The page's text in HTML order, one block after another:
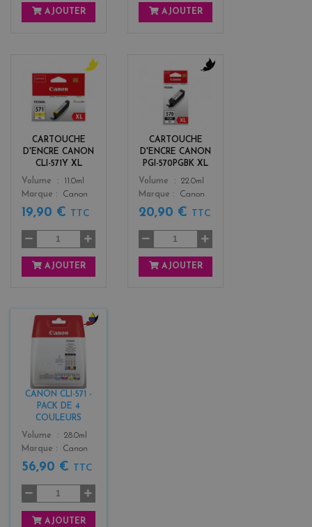
AJOUTER AJOUTER
CARTOUCHE
D'ENCRE CANON
CLI-571Y XL
Color
e
l
o
w
Volume
11.0ml
Marque
Canon
19,90 € TTC
AJOUTER
CARTOUCHE
D'ENCRE CANON
PGI-570PGBK XL
Color
k
Volume
22.0ml
Marque
Canon
20,90 € TTC
AJOUTER
CANON CLI-571 -
PACK DE 4
COULEURS
Color
b
k
Volume
28.0ml
Marque
Canon
56,90 € TTC
AJOUTER